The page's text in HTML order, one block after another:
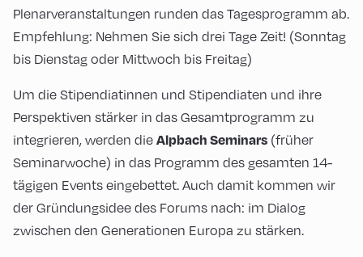
Plenarveranstaltungen runden das Tagesprogramm ab.
Empfehlung: Nehmen Sie sich drei Tage Zeit! (Sonntag
bis Dienstag oder Mittwoch bis Freitag)
Um die Stipendiatinnen und Stipendiaten und ihre
Perspektiven stärker in das Gesamtprogramm zu
integrieren, werden die Alpbach Seminars (früher
Seminarwoche) in das Programm des gesamten 14-
tägigen Events eingebettet. Auch damit kommen wir
der Gründungsidee des Forums nach: im Dialog
zwischen den Generationen Europa zu stärken.